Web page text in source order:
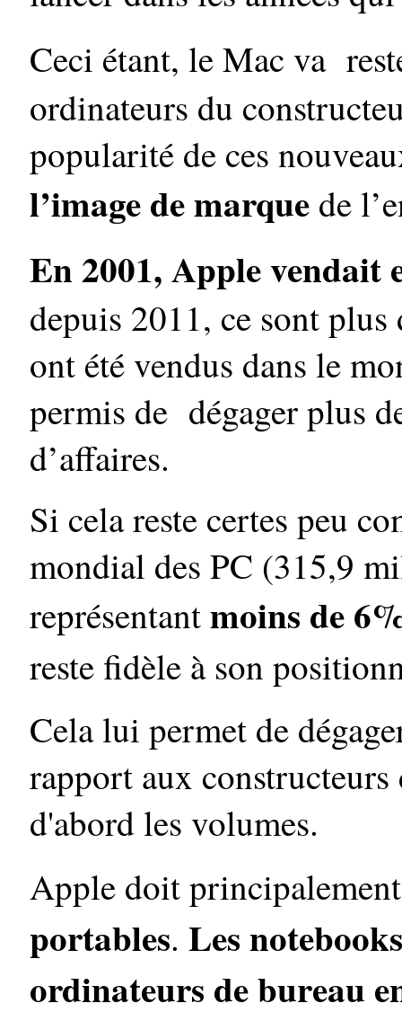
Ceci étant, le Mac va
ordinateurs du
popularité de ces
l’image de marque de
En 2001, Apple
depuis 2011, ce sont
ont été vendus dans le
permis de dégager plus
d’affaires.
Si cela reste certes peu
mondial des PC (315,9
représentantmoins de
reste fidèle à son
Cela lui permet de
rapport aux
d'abord les volumes.
Apple doit
portables. Les
ordinateurs de bureau